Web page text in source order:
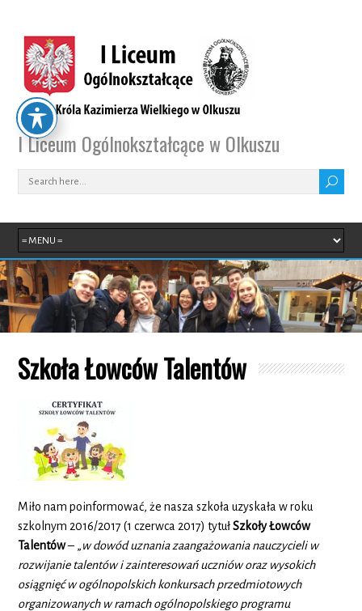
I Liceum Ogólnokształcące w Olkuszu
Szkoła Łowców Talentów
Miło nam poinformować, że nasza szkoła uzyskała w roku
szkolnym 2016/2017 (1 czerwca 2017) tytułSzkoły Łowców
Talentów– „w dowód uznania zaangażowania nauczycieli w
rozwijanie talentów i zainteresowań uczniów oraz wysokich
osiągnięć w ogólnopolskich konkursach przedmiotowych
organizowanych w ramach ogólnopolskiego programu